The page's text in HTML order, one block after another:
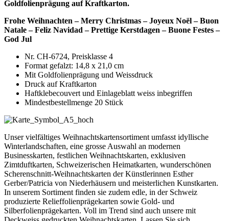
Goldfolienprägung auf Kraftkarton.
Frohe Weihnachten – Merry Christmas – Joyeux Noël – Buon
Natale – Feliz Navidad – Prettige Kerstdagen – Buone Festes –
God Jul
Nr. CH-6724, Preisklasse 4
Format gefalzt: 14,8 x 21,0 cm
Mit Goldfolienprägung und Weissdruck
Druck auf Kraftkarton
Haftklebecouvert und Einlageblatt weiss inbegriffen
Mindestbestellmenge 20 Stück
Unser vielfältiges Weihnachtskartensortiment umfasst idyllische
Winterlandschaften, eine grosse Auswahl an modernen
Businesskarten, festlichen Weihnachtskarten, exklusiven
Zimtduftkarten, Schweizerischen Heimatkarten, wunderschönen
Scherenschnitt-Weihnachtskarten der Künstlerinnen Esther
Gerber/Patricia von Niederhäusern und meisterlichen Kunstkarten.
In unserem Sortiment finden sie zudem edle, in der Schweiz
produzierte Relieffolienprägekarten sowie Gold- und
Silberfolienprägekarten. Voll im Trend sind auch unsere mit